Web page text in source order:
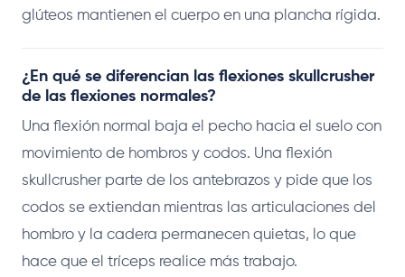
glúteos mantienen el cuerpo en una plancha rígida.
¿En qué se diferencian las flexiones skullcrusher
de las flexiones normales?
Una flexión normal baja el pecho hacia el suelo con
movimiento de hombros y codos. Una flexión
skullcrusher parte de los antebrazos y pide que los
codos se extiendan mientras las articulaciones del
hombro y la cadera permanecen quietas, lo que
hace que el tríceps realice más trabajo.